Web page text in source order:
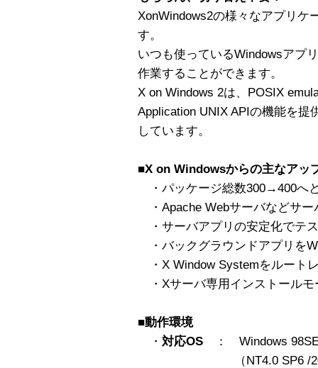
XonWindows2の様々なアプリケ
す。
いつも使っているWindowsアプ
作業することができます。
X on Windows 2は、POSIX
Application UNIX APIの機能を提
しています。
■X on Windowsからの主なアッ
・パッケージ総数300→400へ
・Apache Webサーバなどサー
・サーバアプリの安定化でテ
・バックグラウンドアプリを
・X Window Systemをルート
・Xサーバ専用インストールモ
■動作環境
・ 対応OS ： Windows
（NT4.0 SP6 /2000/XP